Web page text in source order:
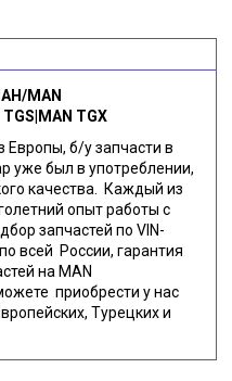
MAN
TGX
б/у запчасти в
уже был в употреблении,
качества. Каждый из
опыт работы с
запчастей по VIN-
всей России, гарантия
на MAN
приобрести у нас
Турецких и